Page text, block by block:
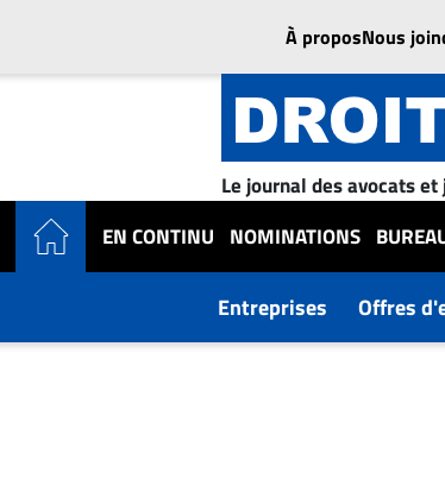
À proposNous
Le journal des avocats
EN CONTINU NOMINATIONS
Entreprises Offres